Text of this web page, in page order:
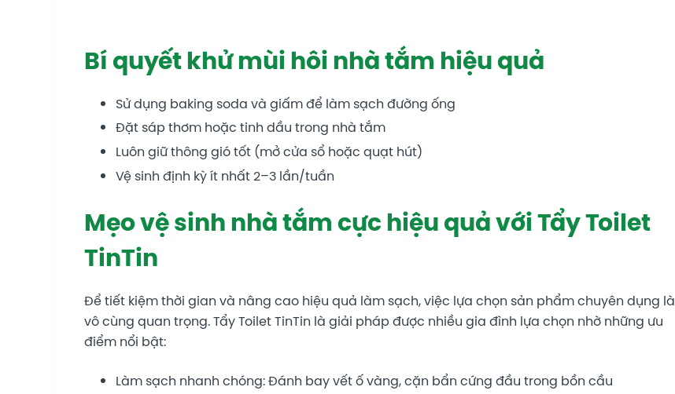
Bí quyết khử mùi hôi nhà tắm hiệu quả
Sử dụng baking soda và giấm để làm sạch đường ống
Đặt sáp thơm hoặc tinh dầu trong nhà tắm
Luôn giữ thông gió tốt (mở cửa sổ hoặc quạt hút)
Vệ sinh định kỳ ít nhất 2–3 lần/tuần
Mẹo vệ sinh nhà tắm cực hiệu quả với Tẩy Toilet
TinTin
Để tiết kiệm thời gian và nâng cao hiệu quả làm sạch, việc lựa chọn sản phẩm chuyên dụng là
vô cùng quan trọng. Tẩy Toilet TinTin là giải pháp được nhiều gia đình lựa chọn nhờ những ưu
điểm nổi bật:
Làm sạch nhanh chóng: Đánh bay vết ố vàng, cặn bẩn cứng đầu trong bồn cầu